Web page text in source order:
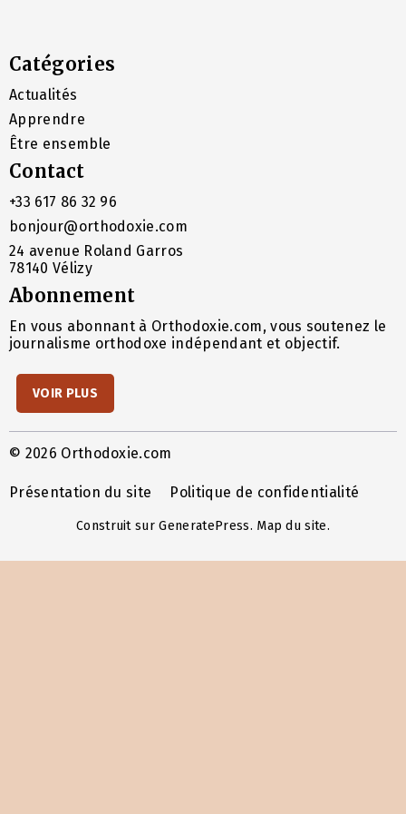
Catégories
Actualités
Apprendre
Être ensemble
Contact
+33 617 86 32 96
bonjour@orthodoxie.com
24 avenue Roland Garros
78140 Vélizy
Abonnement
En vous abonnant à Orthodoxie.com, vous soutenez le
journalisme orthodoxe indépendant et objectif.
VOIR PLUS
© 2026 Orthodoxie.com
Présentation du site Politique de confidentialité
Construit surGeneratePress. Map du site.